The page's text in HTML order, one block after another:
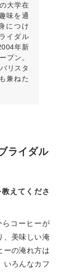
大学在
味を通
につけ
イダル
年新
プン。
リスタ
兼ねた
ライダル
えてくださ
らコーヒーが
、美味しい淹
ーの淹れ方は
いろんなカフ